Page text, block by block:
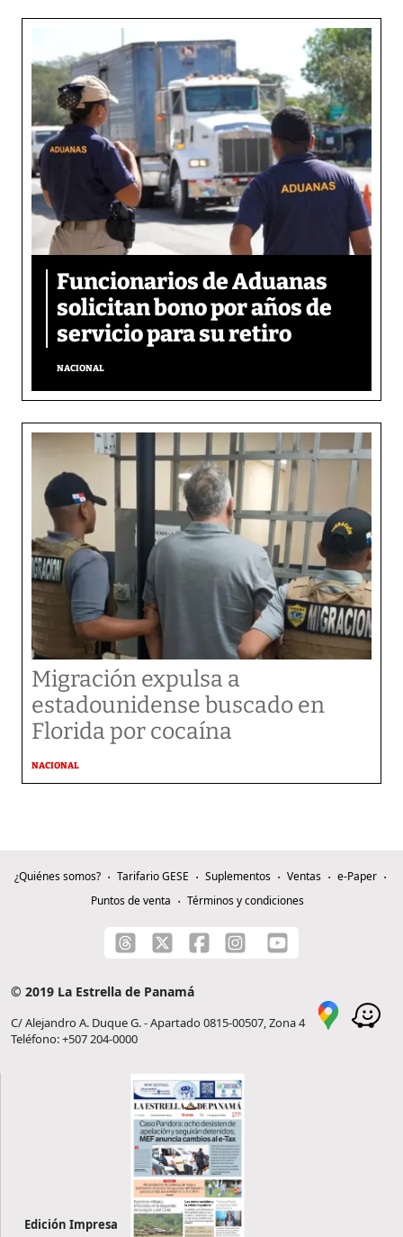
Funcionarios de Aduanas
solicitan bono por años de
servicio para su retiro
NACIONAL
Migración expulsa a
estadounidense buscado en
Florida por cocaína
NACIONAL
¿Quiénes somos? Tarifario GESE Suplementos Ventas
e-Paper
Puntos de venta
Términos y condiciones
© 2019 La Estrella de Panamá
C/ Alejandro A. Duque G. - Apartado 0815-00507, Zona 4
Teléfono: +507 204-0000
Edición Impresa